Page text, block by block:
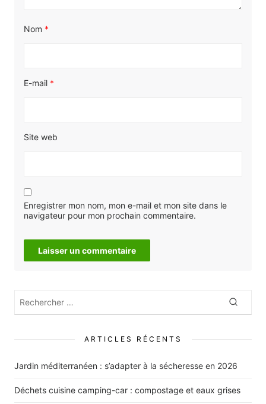
Nom *
E-mail *
Site web
Enregistrer mon nom, mon e-mail et mon site dans le
navigateur pour mon prochain commentaire.
Rechercher
:
ARTICLES RÉCENTS
Jardin méditerranéen : s’adapter à la sécheresse en 2026
Déchets cuisine camping-car : compostage et eaux grises